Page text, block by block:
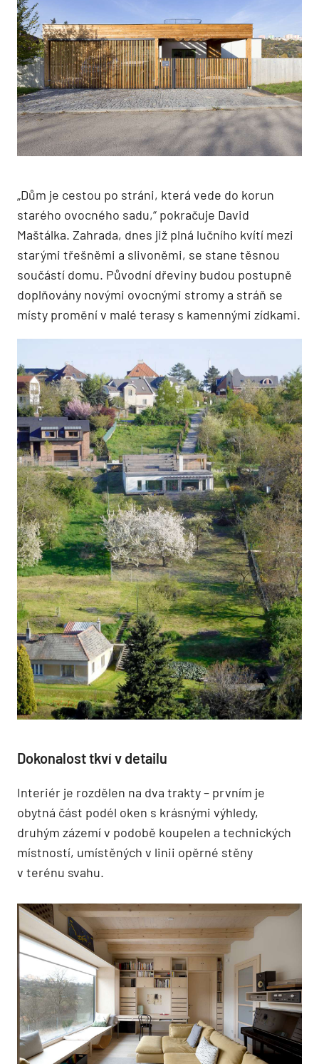
„Dům je cestou po stráni, která vede do korun
starého ovocného sadu,“ pokračuje David
Maštálka. Zahrada, dnes již plná lučního kvítí mezi
starými třešněmi a slivoněmi, se stane těsnou
součástí domu. Původní dřeviny budou postupně
doplňovány novými ovocnými stromy a stráň se
místy promění v malé terasy s kamennými zídkami.
Dokonalost tkví v detailu
Interiér je rozdělen na dva trakty – prvním je
obytná část podél oken s krásnými výhledy,
druhým zázemí v podobě koupelen a technických
místností, umístěných v linii opěrné stěny
v terénu svahu.